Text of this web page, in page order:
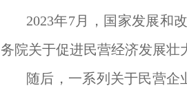
2023年7月，国家发展和
务院关于促进民营经济发展壮
随后，一系列关于民营